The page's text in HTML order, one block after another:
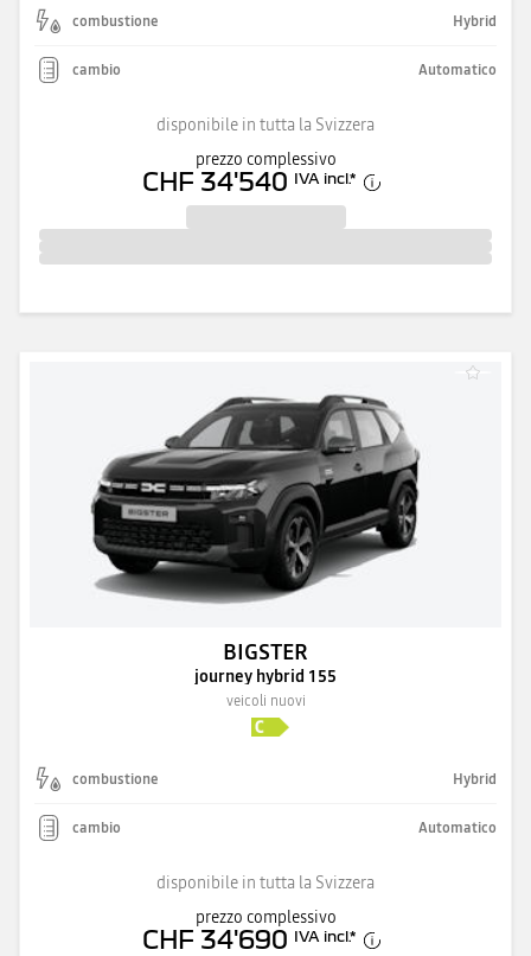
combustione Hybrid
cambio Automatico
disponibile in tutta la Svizzera
prezzo complessivo
CHF 34'540 IVA incl.*
BIGSTER
journey hybrid 155
veicoli nuovi
combustione Hybrid
cambio Automatico
disponibile in tutta la Svizzera
prezzo complessivo
CHF 34'690 IVA incl.*